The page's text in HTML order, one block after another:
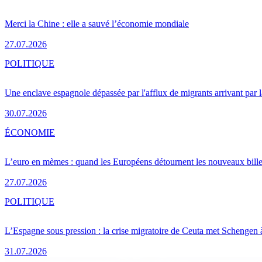
Merci la Chine : elle a sauvé l’économie mondiale
27.07.2026
Une enclave espagnole dépassée par l'afflux de migrants arrivant par
30.07.2026
POLITIQUE
L’euro en mèmes : quand les Européens détournent les nouveaux
27.07.2026
ÉCONOMIE
L’Espagne sous pression : la crise migratoire de Ceuta met Schengen
31.07.2026
POLITIQUE